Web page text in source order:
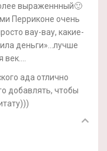
выраженнный🙂
Перриконе очень
вау-вау, какие-
деньги»…лучше
ада отлично
добавлять, чтобы